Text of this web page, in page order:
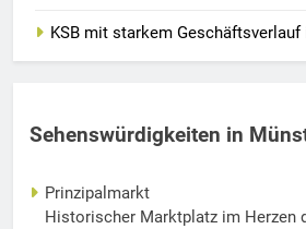
KSB mit starkem Geschäftsverlauf
Sehenswürdigkeiten in
Prinzipalmarkt
Historischer Marktplatz im Herzen